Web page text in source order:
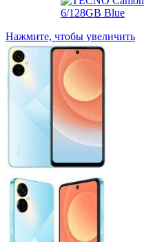
Нажмите, чтобы увеличить